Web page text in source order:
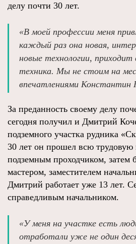
делу почти 30 лет.
«В моей профессии меня
каждый раз она новая,
новые технологии, приходит
техника. Мы не стоим на
впечатлениями Константин
За преданность своему делу
сегодня получил и Дмитрий
подземного участка рудника
30 лет он прошел всю трудовую
подземным проходчиком, затем
мастером, заместителем
Дмитрий работает уже 13 лет.
справедливым начальником.
«У меня на участке есть
отработали уже не один